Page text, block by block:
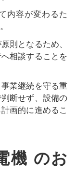
内容が変わるた
則となるため、
相談することを
業継続を守る重
断せず、設備の
画的に進めるこ
機 のお